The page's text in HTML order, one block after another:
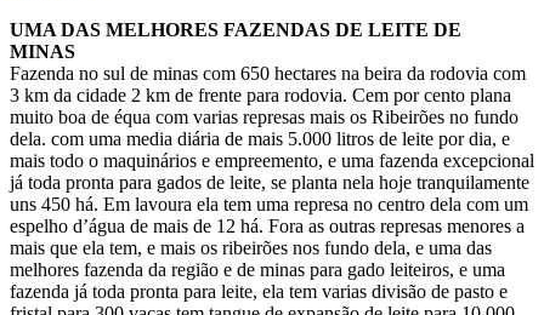
UMA DAS MELHORES FAZENDAS DE LEITE DE
MINAS
Fazenda no sul de minas com 650 hectares na beira da rodovia com
3 km da cidade 2 km de frente para rodovia. Cem por cento plana
muito boa de équa com varias represas mais os Ribeirões no fundo
dela. com uma media diária de mais 5.000 litros de leite por dia, e
mais todo o maquinários e empreemento, e uma fazenda excepcional
já toda pronta para gados de leite, se planta nela hoje tranquilamente
uns 450 há. Em lavoura ela tem uma represa no centro dela com um
espelho d’água de mais de 12 há. Fora as outras represas menores a
mais que ela tem, e mais os ribeirões nos fundo dela, e uma das
melhores fazenda da região e de minas para gado leiteiros, e uma
fazenda já toda pronta para leite, ela tem varias divisão de pasto e